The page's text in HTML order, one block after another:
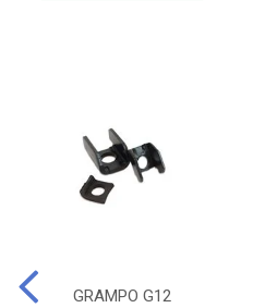
GRAMPO G12